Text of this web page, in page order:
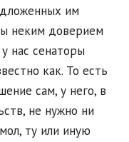
им
неким доверием
нас сенаторы
как. То есть
сам, у него, в
не нужно ни
ту или иную